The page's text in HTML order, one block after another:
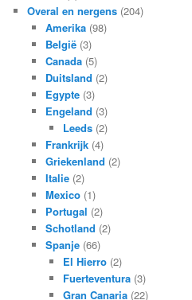
Overal en nergens (204)
Amerika(98)
België(3)
Canada(5)
Duitsland (2)
Egypte(3)
Engeland (3)
Leeds (2)
Frankrijk(4)
Griekenland (2)
Italie(2)
Mexico(1)
Portugal (2)
Schotland (2)
Spanje(66)
El Hierro (2)
Fuerteventura (3)
Gran Canaria (22)